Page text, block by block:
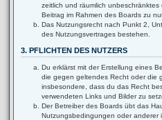
zeitlich und räumlich
Beitrag im Rahmen des Boards zu
Das Nutzungsrecht nach Punkt 2,
des Nutzungsvertrages bestehen.
3. PFLICHTEN DES NUTZERS
Du erklärst mit der Erstellung eines
die gegen geltendes Recht oder die
insbesondere, dass du das Recht
verwendeten Links und Bilder zu
Der Betreiber des Boards übt das
Nutzungsbedingungen oder anderer